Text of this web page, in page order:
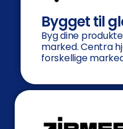
Bygget til
Byg dine
marked. Centra
forskellige